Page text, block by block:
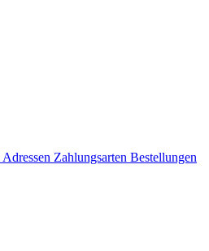
Adressen Zahlungsarten Bestellungen